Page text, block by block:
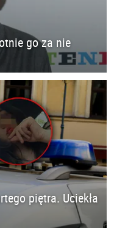
go za nie
piętra. Uciekła